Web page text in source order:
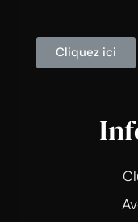
Cliquez ici